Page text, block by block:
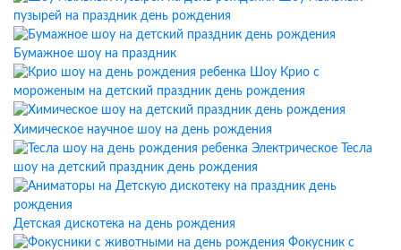
пузырей на праздник день рождения
Бумажное шоу на праздник
Шоу Крио с
мороженым на детский праздник день рождения
Химическое научное шоу на день рождения
Электрическое Тесла
шоу на детский праздник день рождения
Детская дискотека на день рождения
Фокусник с